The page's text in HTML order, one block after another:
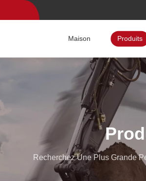
Maison Produits
Recherchez Une Plus Grande